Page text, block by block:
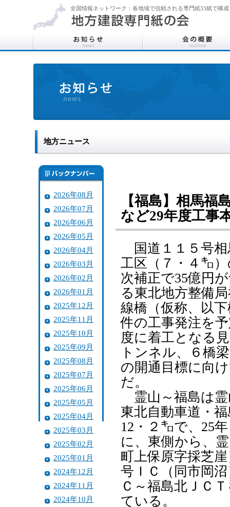
全国情報ネットワーク：各地域で信頼される専門紙33紙で構成
地方ニュース
2026年08月
2026年07月
2026年06月
2026年05月
2026年04月
2026年03月
2026年02月
2026年01月
2025年12月
2025年11月
2025年10月
2025年09月
2025年08月
2025年07月
2025年06月
2025年05月
2025年04月
2025年03月
2025年02月
2025年01月
2024年12月
2024年11月
2024年10月
【福島】相馬福
など29年度工事
国道１１５号相
工区（７・４㌔
次補正で35億円
る東北地方整備
線橋（仮称、以
件の工事発注を
度に着工となる
トンネル、６橋
の開通目標に向
だ。
霊山～福島は霊
東北自動車道・
12・２㌔で、25
に、東側から、
町上保原字採芝
号ＩＣ（同市岡
Ｃ～福島北ＪＣ
ている。